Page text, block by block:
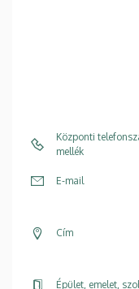
Központi
mellék
E-mail
Cím
Épület, emelet,